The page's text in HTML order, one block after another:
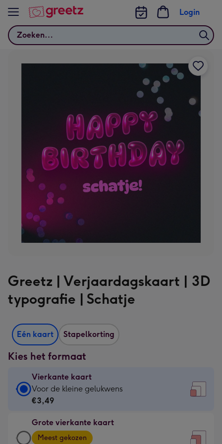
Bekijk meer
Zoeken
Login
Greetz | Verjaardagskaart | 3D
typografie | Schatje
Eén kaart Stapelkorting
Kies het formaat
Vierkante kaart
Vierkante
kaart
€3,49
-
Voor de kleine gelukwens
€3,49
Grote vierkante kaart
Grote
Meest gekozen